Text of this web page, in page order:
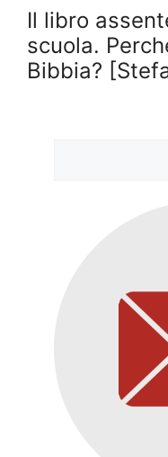
Il libro
scuola.
Bibbia?